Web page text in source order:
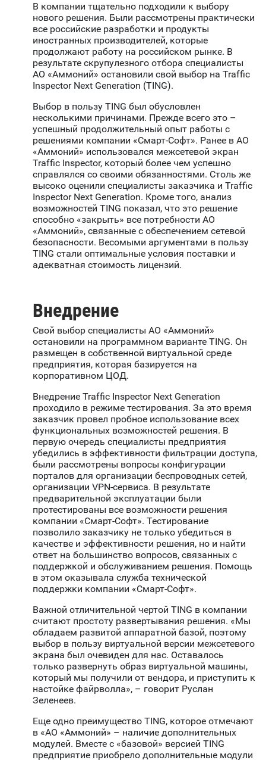
В компании тщательно подходили к выбору
нового решения. Были рассмотрены практически
все российские разработки и продукты
иностранных производителей, которые
продолжают работу на российском рынке. В
результате скрупулезного отбора специалисты
АО «Аммоний» остановили свой выбор на Traffic
Inspector Next Generation (TING).
Выбор в пользу TING был обусловлен
несколькими причинами. Прежде всего это –
успешный продолжительный опыт работы с
решениями компании «Смарт-Софт». Ранее в АО
«Аммоний» использовался межсетевой экран
Traffic Inspector, который более чем успешно
справлялся со своими обязанностями. Столь же
высоко оценили специалисты заказчика и Traffic
Inspector Next Generation. Кроме того, анализ
возможностей TING показал, что это решение
способно «закрыть» все потребности АО
«Аммоний», связанные с обеспечением сетевой
безопасности. Весомыми аргументами в пользу
TING стали оптимальные условия поставки и
адекватная стоимость лицензий.
Внедрение
Свой выбор специалисты АО «Аммоний»
остановили на программном варианте TING. Он
размещен в собственной виртуальной среде
предприятия, которая базируется на
корпоративном ЦОД.
Внедрение Traffic Inspector Next Generation
проходило в режиме тестирования. За это время
заказчик провел пробное использование всех
функциональных возможностей решения. В
первую очередь специалисты предприятия
убедились в эффективности фильтрации доступа,
были рассмотрены вопросы конфигурации
порталов для организации беспроводных сетей,
организации VPN-сервиса. В результате
предварительной эксплуатации были
протестированы все возможности решения
компании «Смарт-Софт». Тестирование
позволило заказчику не только убедиться в
качестве и эффективности решения, но и найти
ответ на большинство вопросов, связанных с
поддержкой и обслуживанием решения. Помощь
в этом оказывала служба технической
поддержки компании «Смарт-Софт».
Важной отличительной чертой TING в компании
считают простоту развертывания решения. «Мы
обладаем развитой аппаратной базой, поэтому
выбор в пользу виртуальной версии межсетевого
экрана был очевиден для нас. Оставалось
только развернуть образ виртуальной машины,
который мы получили от вендора, и приступить к
настойке файрволла», – говорит Руслан
Зеленеев.
Еще одно преимущество TING, которое отмечают
в «АО «Аммоний» – наличие дополнительных
модулей. Вместе с «базовой» версией TING
предприятие приобрело дополнительные модули